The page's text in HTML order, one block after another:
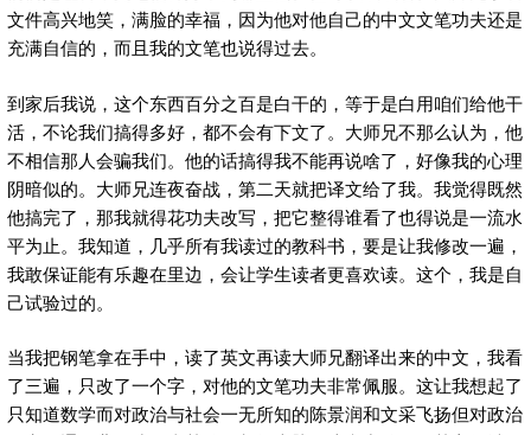
文件高兴地笑，满脸的幸福，因为他对他自己的中文文笔功夫还是
充满自信的，而且我的文笔也说得过去。
到家后我说，这个东西百分之百是白干的，等于是白用咱们给他干
活，不论我们搞得多好，都不会有下文了。大师兄不那么认为，他
不相信那人会骗我们。他的话搞得我不能再说啥了，好像我的心理
阴暗似的。大师兄连夜奋战，第二天就把译文给了我。我觉得既然
他搞完了，那我就得花功夫改写，把它整得谁看了也得说是一流水
平为止。我知道，几乎所有我读过的教科书，要是让我修改一遍，
我敢保证能有乐趣在里边，会让学生读者更喜欢读。这个，我是自
己试验过的。
当我把钢笔拿在手中，读了英文再读大师兄翻译出来的中文，我看
了三遍，只改了一个字，对他的文笔功夫非常佩服。这让我想起了
只知道数学而对政治与社会一无所知的陈景润和文采飞扬但对政治